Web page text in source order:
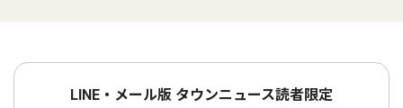
LINE・メール版 タウンニュース読者限定